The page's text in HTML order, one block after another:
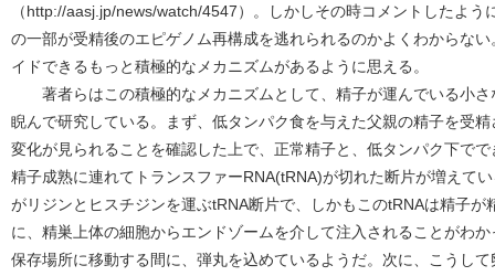
（http://aasj.jp/news/watch/4547）。しかしその時コメントしたよ
の一部が受精後のエピゲノム再構成を逃れられるのかよくわからな
イドできるもっと積極的なメカニズムがあるように思える。
著者らはこの積極的なメカニズムとして、精子が運んでいる小さ
睨んで研究している。まず、低タンパク食を与えた父親の精子を受
変化が見られることを確認した上で、正常精子と、低タンパク下で
精子成熟に連れてトランスファーRNA(tRNA)が切れた断片が増えて
がリジンとヒスチジンを運ぶtRNA断片で、しかもこのtRNAは精子
に、精巣上体の細胞からエンドゾームを介して注入されることがわ
保存場所に移動する間に、弾丸を込めているようだ。次に、こうし